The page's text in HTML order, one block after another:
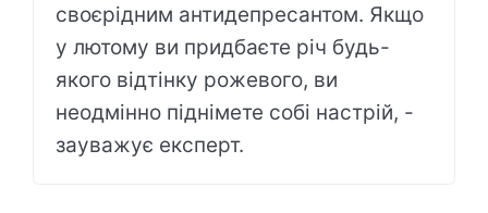
своєрідним антидепресантом. Якщо
у лютому ви придбаєте річ будь-
якого відтінку рожевого, ви
неодмінно піднімете собі настрій, -
зауважує експерт.